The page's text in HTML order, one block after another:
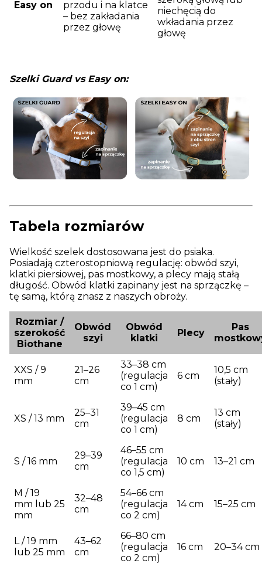
Easy on
przodu i na klatce
– bez zakładania
przez głowę
niechęcią do
wkładania przez
głowę
Szelki Guard vs Easy on:
Tabela rozmiarów
Wielkość szelek dostosowana jest do psiaka.
Posiadają czterostopniową regulację: obwód szyi,
klatki piersiowej, pas mostkowy, a plecy mają stałą
długość. Obwód klatki zapinany jest na sprzączkę –
tę samą, którą znasz z naszych obroży.
Rozmiar /
szerokość
Biothane
Obwód
szyi
Obwód
klatki
Plecy
Pas
XXS / 9
mm
21–26
cm
33–38 cm
(regulacja
co 1 cm)
6 cm
10,5 cm
(stały)
XS / 13 mm
25–31
cm
39–45 cm
(regulacja
co 1 cm)
8 cm
13 cm
(stały)
S / 16 mm
29–39
cm
46–55 cm
(regulacja
co 1,5 cm)
10 cm 13–21 cm
M / 19
mm lub 25
mm
32–48
cm
54–66 cm
(regulacja
co 2 cm)
14 cm 15–25 cm
L / 19 mm
lub 25 mm
43–62
cm
66–80 cm
(regulacja
co 2 cm)
16 cm 20–34 cm